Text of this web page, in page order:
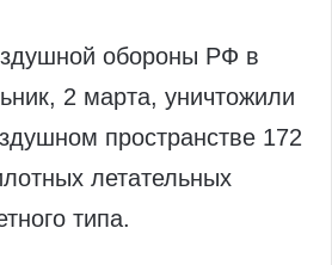
обороны РФ в
2 марта, уничтожили
пространстве 172
летательных
типа.